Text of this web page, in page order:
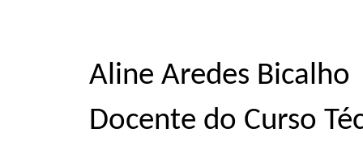
Aline Aredes Bicalho
Docente do Curso